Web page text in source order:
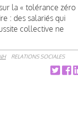
la « tolérance zéro
: des salariés qui
collective ne
RELATIONS SOCIALES